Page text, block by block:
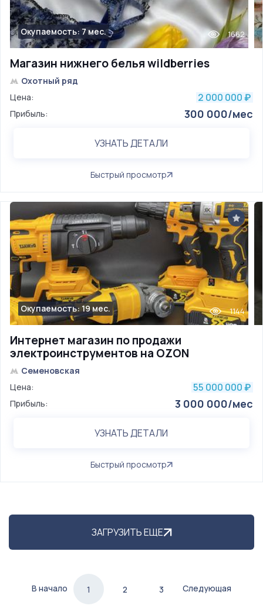
Магазин нижнего белья wildberries
Окупаемость: 7 мес. 1662
Охотный ряд
Цена:
2 000 000 ₽
Прибыль: 300 000/мес
УЗНАТЬ ДЕТАЛИ
Быстрый просмотр
Интернет магазин по продажи
электроинструментов на OZON
Окупаемость: 19 мес. 1144
Семеновская
Цена:
55 000 000 ₽
Прибыль: 3 000 000/мес
УЗНАТЬ ДЕТАЛИ
Быстрый просмотр
ЗАГРУЗИТЬ ЕЩЕ
В начало 1 2 3 Следующая